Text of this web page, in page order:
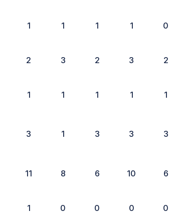
1 1 1 1 0
2 3 2 3 2
1 1 1 1 1
3 1 3 3 3
11 8 6 10 6
1 0 0 0 0